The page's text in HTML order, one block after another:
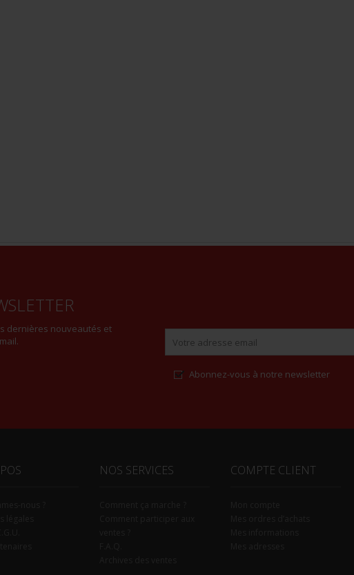
dernières nouveautés et
Abonnez-vous à notre newsletter
NOS SERVICES COMPTE CLIENT